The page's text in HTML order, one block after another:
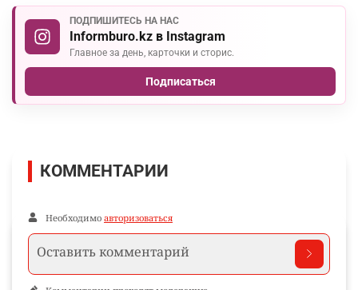
ПОДПИШИТЕСЬ НА НАС
Informburo.kz в Instagram
Главное за день, карточки и сторис.
Подписаться
КОММЕНТАРИИ
Необходимо авторизоваться